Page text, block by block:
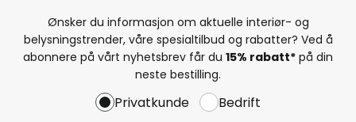
Ønsker du informasjon om aktuelle interiør- og
belysningstrender, våre spesialtilbud og rabatter? Ved å
abonnere på vårt nyhetsbrev får du 15% rabatt* på din
neste bestilling.
Privatkunde Bedrift